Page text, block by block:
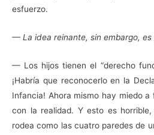
esfuerzo.
— La idea reinante, sin embargo, es
— Los hijos tienen el “derecho
¡Habría que reconocerlo en la
Infancia! Ahora mismo hay miedo
con la realidad. Y esto es
rodea como las cuatro paredes de